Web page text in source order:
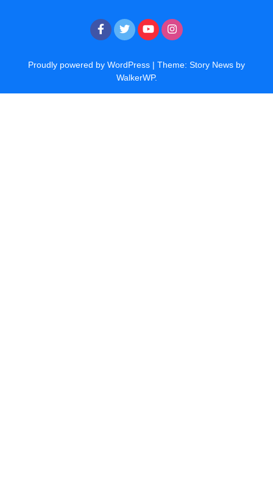
Proudly powered by WordPress | Theme: Story News by
WalkerWP.